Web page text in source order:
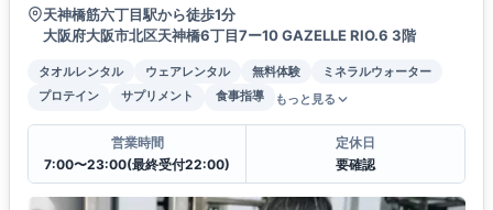
天神橋筋六丁目駅から徒歩1分
大阪府大阪市北区天神橋6丁目7ー10 GAZELLE RIO.6 3階
タオルレンタル ウェアレンタル 無料体験
ミネラルウォーター
プロテイン
サプリメント 食事指導 もっと見る
営業時間
7:00〜23:00(最終受付22:00)
定休日
要確認